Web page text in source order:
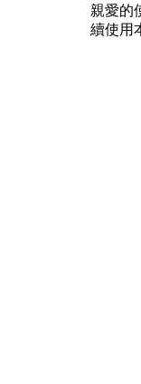
親愛的
續使用